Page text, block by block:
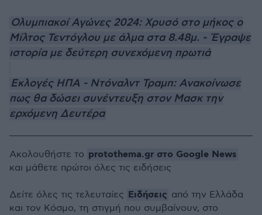
Ολυμπιακοί Αγώνες 2024: Χρυσό στο μήκος ο
Μίλτος Τεντόγλου με άλμα στα 8.48μ. - Έγραψε
ιστορία με δεύτερη συνεχόμενη πρωτιά
Εκλογές ΗΠΑ - Ντόναλντ Τραμπ: Ανακοίνωσε
πως θα δώσει συνέντευξη στον Μασκ την
ερχόμενη Δευτέρα
Ακολουθήστε το protothema.gr στο Google News
και μάθετε πρώτοι όλες τις ειδήσεις
Δείτε όλες τις τελευταίες Ειδήσεις από την Ελλάδα
και τον Κόσμο, τη στιγμή που συμβαίνουν, στο